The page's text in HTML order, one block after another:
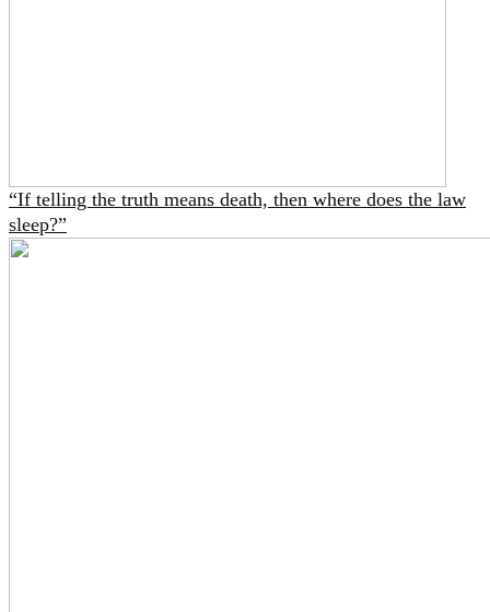
“If telling the truth means death, then where does the law
sleep?”